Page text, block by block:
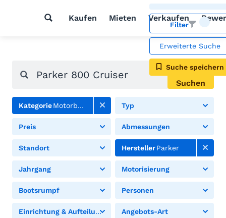
Kaufen Mieten Verkaufen
Filter
Erweiterte Suche
Suche speichern
Suchen
KategorieMotorboote Typ
Preis Abmessungen
Standort HerstellerParker
Jahrgang Motorisierung
Bootsrumpf Personen
Einrichtung & Aufteilung Angebots-Art